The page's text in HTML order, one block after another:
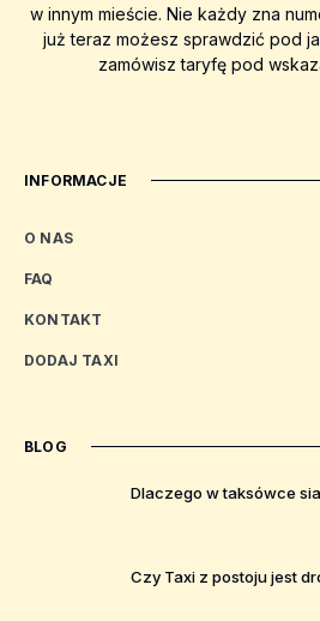
w innym mieście. Nie każdy zna
już teraz możesz sprawdzić pod
zamówisz taryfę pod
INFORMACJE
O NAS
FAQ
KONTAKT
DODAJ TAXI
BLOG
Dlaczego w taksówce
Czy Taxi z postoju jest